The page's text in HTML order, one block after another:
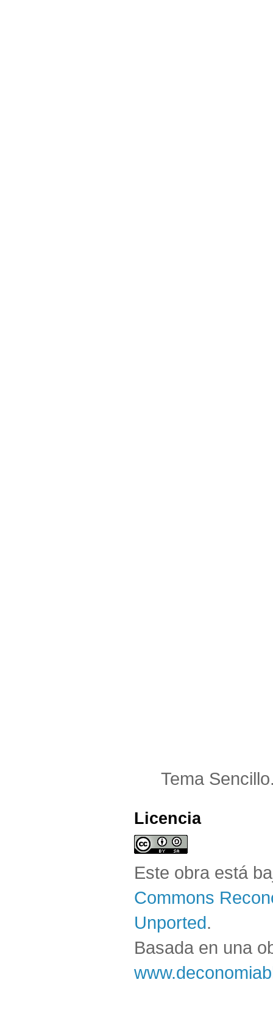
Tema
Licencia
Este obra está
Commons
Unported.
Basada en una